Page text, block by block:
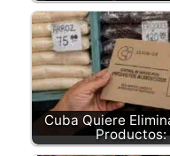
Cuba Quiere